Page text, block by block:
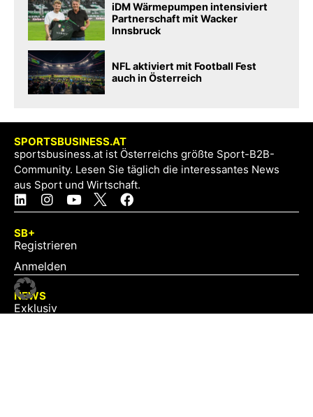
iDM Wärmepumpen intensiviert
Partnerschaft mit Wacker
Innsbruck
NFL aktiviert mit Football Fest
auch in Österreich
SPORTSBUSINESS.AT
sportsbusiness.at ist Österreichs größte Sport-B2B-
Community. Lesen Sie täglich die interessantes News
aus Sport und Wirtschaft.
SB+
Registrieren
Anmelden
NEWS
Exklusiv